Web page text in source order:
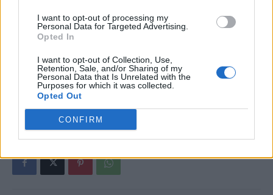
I want to opt-out of processing my
Personal Data for Targeted Advertising.
Opted In
I want to opt-out of Collection, Use,
Retention, Sale, and/or Sharing of my
Personal Data that Is Unrelated with the
Purposes for which it was collected.
Opted Out
CONFIRM
- Advertisement -